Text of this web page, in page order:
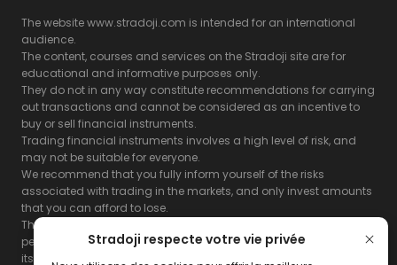
Stradoji respecte votre vie privée
The website www.stradoji.com is intended for an international
audience.
The content, courses and services on the Stradoji site are for
educational and informative purposes only.
They do not in any way constitute recommendations for carrying
out transactions and cannot be considered as an incentive to
buy or sell financial instruments.
Trading financial instruments involves a high level of risk, and
may not be suitable for everyone.
We recommend that you fully inform yourself of the risks
associated with trading in the markets, and only invest amounts
that you can afford to lose.
The Stradoji site does not guarantee the results or the
performance of products based on the information contained on
its site and its servers.